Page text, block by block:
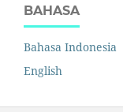
BAHASA
Bahasa Indonesia
English